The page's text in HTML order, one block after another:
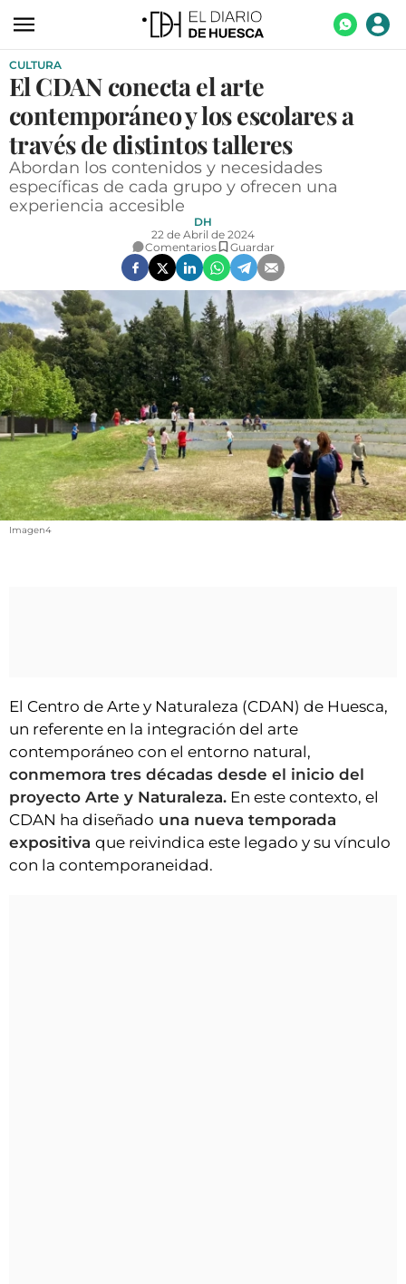
ACTUALIDAD
ECONOMÍA
TECNOLOGÍA
TURISMO
AGROALIMENTACIÓN
SOCIEDAD
OPINIÓN
GALERÍAS
VÍDEOS
CONTACTAR
AGENDA
CARTELERA
INICIAR SESIÓN
CULTURA
El CDAN conecta el arte
contemporáneo y los escolares a
través de distintos talleres
Abordan los contenidos y necesidades
específicas de cada grupo y ofrecen una
experiencia accesible
DH
22 de Abril de 2024
Comentarios
Guardar
Imagen4
El Centro de Arte y Naturaleza (CDAN) de Huesca,
un referente en la integración del arte
contemporáneo con el entorno natural,
conmemora tres décadas desde el inicio del
proyecto Arte y Naturaleza. En este contexto, el
CDAN ha diseñado una nueva temporada
expositiva que reivindica este legado y su vínculo
con la contemporaneidad.